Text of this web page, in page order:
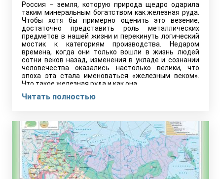
Россия – земля, которую природа щедро одарила
таким минеральным богатством как железная руда.
Чтобы хотя бы примерно оценить это везение,
достаточно представить роль металлических
предметов в нашей жизни и перекинуть логический
мостик к категориям производства. Недаром
времена, когда они только вошли в жизнь людей
сотни веков назад, изменения в укладе и сознании
человечества оказались настолько велики, что
эпоха эта стала именоваться «железным веком».
Что такое железная руда и как она…
Читать полностью